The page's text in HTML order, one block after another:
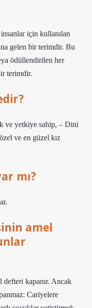
için kullanılan
gelen bir terimdir. Bu
ödüllendirilen her
terimdir.
ve yetkiye sahip, – Dini
ve en güzel kız
mı?
amel
kapanır. Ancak
Cariyelere